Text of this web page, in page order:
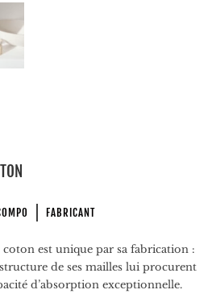
FABRICANT
est unique par sa fabrication :
de ses mailles lui procurent
d’absorption exceptionnelle.